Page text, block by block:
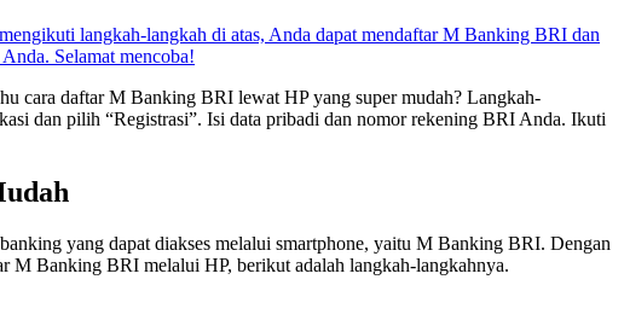
langkah-langkah di atas, Anda dapat mendaftar M Banking BRI dan
Selamat mencoba!
cara daftar M Banking BRI lewat HP yang super mudah? Langkah-
dan pilih “Registrasi”. Isi data pribadi dan nomor rekening BRI Anda. Ikuti
yang dapat diakses melalui smartphone, yaitu M Banking BRI. Dengan
M Banking BRI melalui HP, berikut adalah langkah-langkahnya.